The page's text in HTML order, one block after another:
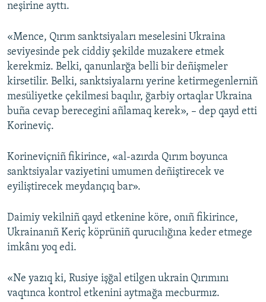
neşirine ayttı.
«Mence, Qırım sanktsiyaları meselesini Ukraina
seviyesinde pek ciddiy şekilde muzakere etmek
kerekmiz. Belki, qanunlarğa belli bir deñişmeler
kirsetilir. Belki, sanktsiyalarnı yerine ketirmegenlerniñ
mesüliyetke çekilmesi baqılır, ğarbiy ortaqlar Ukraina
buña cevap berecegini añlamaq kerek», – dep qayd etti
Korineviç.
Korineviçniñ fikirince, «al-azırda Qırım boyunca
sanktsiyalar vaziyetini umumen deñiştirecek ve
eyiliştirecek meydançıq bar».
Daimiy vekilniñ qayd etkenine köre, onıñ fikirince,
Ukrainanıñ Keriç köprüniñ qurucılığına keder etmege
imkânı yoq edi.
«Ne yazıq ki, Rusiye işğal etilgen ukrain Qırımını
vaqtınca kontrol etkenini aytmağa mecburmız.